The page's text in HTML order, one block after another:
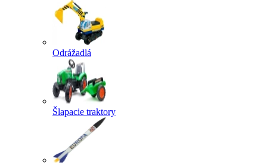
Odrážadlá
Šlapacie traktory